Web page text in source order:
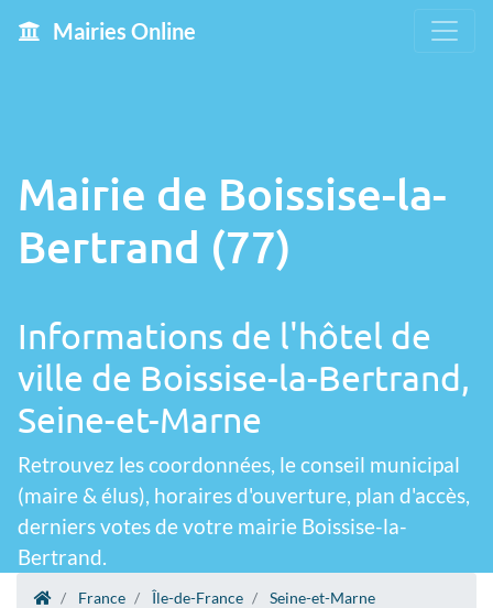
Mairies Online
Mairie de Boissise-la-
Bertrand (77)
Informations de l'hôtel de
ville de Boissise-la-Bertrand,
Seine-et-Marne
Retrouvez les coordonnées, le conseil municipal
(maire & élus), horaires d'ouverture, plan d'accès,
derniers votes de votre mairie Boissise-la-
Bertrand.
France Île-de-France
Seine-et-Marne